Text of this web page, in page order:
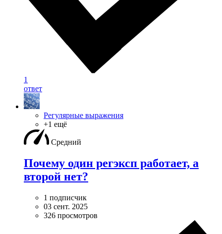
1
ответ
Регулярные выражения
+1 ещё
Средний
Почему один регэксп работает, а
второй нет?
1 подписчик
03 сент. 2025
326 просмотров